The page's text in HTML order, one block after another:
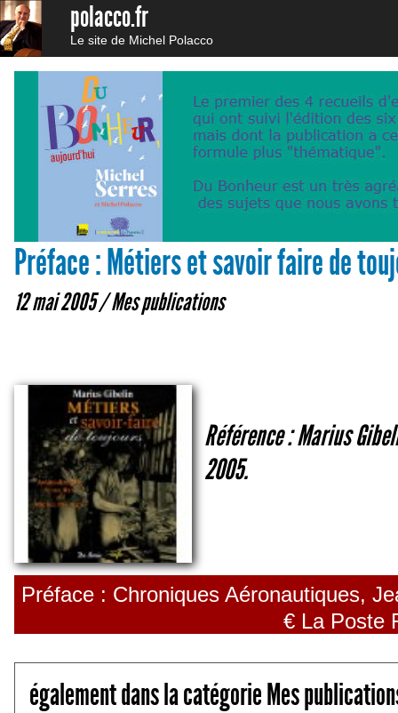
polacco.fr
Le site de Michel Polacco
Préface : Métiers et savoir faire de
12 mai 2005 /Mes publications
Référence : Marius
2005.
Préface : Chroniques Aéronautiques,
€ La Poste
également dans la catégorie Mes